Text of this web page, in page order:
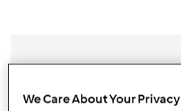
Składniki
We Care About Your Privacy